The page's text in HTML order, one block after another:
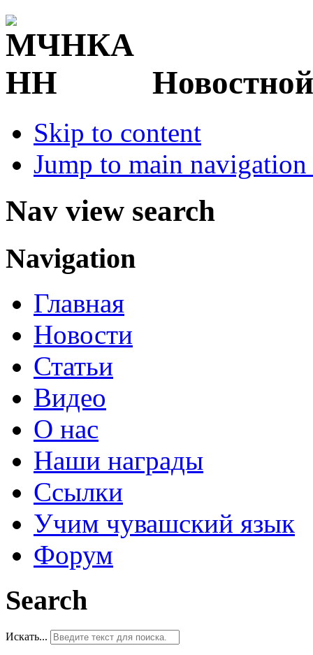
Skip to content
Jump to main
Nav view search
Navigation
Главная
Новости
Статьи
Видео
О нас
Наши награды
Ссылки
Учим чувашский язык
Форум
Search
Искать...